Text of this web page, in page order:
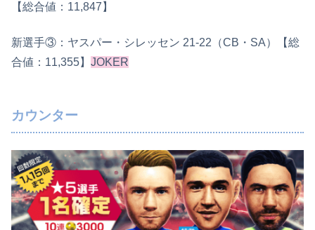
【総合値：11,847】
新選手③：ヤスパー・シレッセン 21-22（CB・SA）【総
合値：11,355】 JOKER
カウンター